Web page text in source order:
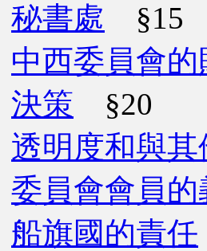
秘書處 §15
中西委員會
決策 §20
透明度和與
委員會會員的
船旗國的責任